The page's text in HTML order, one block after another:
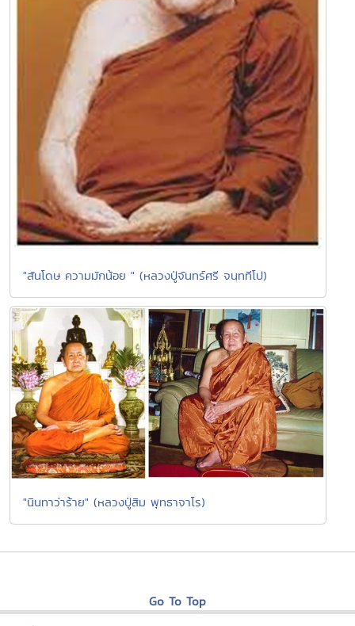
"สันโดษ ความมักน้อย " (หลวงปู่จันทร์ศรี จนฺททีโป)
"นินทาว่าร้าย" (หลวงปู่สิม พุทธาจาโร)
Go To Top